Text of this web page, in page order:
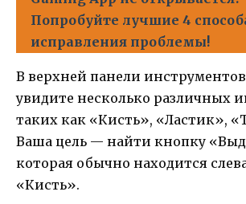
Попробуйте лучшие 4
исправления проблемы!
В верхней панели
увидите несколько различных
таких как «Кисть», «Ластик»,
Ваша цель — найти кнопку
которая обычно находится
«Кисть».